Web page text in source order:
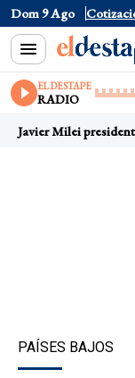
Dom 9 Ago
$1520 Dólar
EL DESTAPE
RADIO
Javier Milei presidente
PAÍSES BAJOS